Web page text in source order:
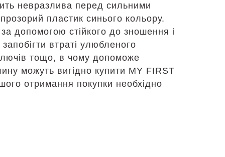
невразлива перед сильними
пластик синього кольору.
допомогою стійкого до зношення і
втраті улюбленого
тощо, в чому допоможе
можуть вигідно купити MY FIRST
отримання покупки необхідно